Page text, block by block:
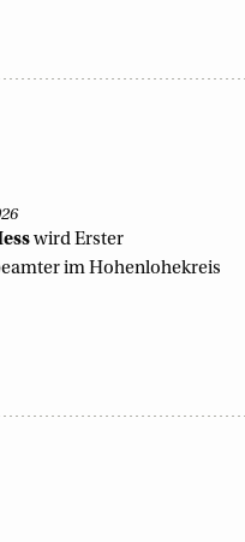
wird Erster
im Hohenlohekreis